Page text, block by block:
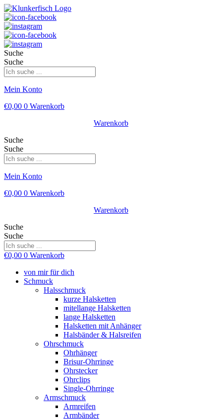
Suche
Suche
Mein Konto
€0,00 0 Warenkorb
Warenkorb
Suche
Suche
Mein Konto
€0,00 0 Warenkorb
Warenkorb
Suche
Suche
€0,00 0 Warenkorb
von mir für dich
Schmuck
Halsschmuck
kurze Halsketten
mitellange Halsketten
lange Halsketten
Halsketten mit Anhänger
Halsbänder & Halsreifen
Ohrschmuck
Ohrhänger
Brisur-Ohrringe
Ohrstecker
Ohrclips
Single-Ohrringe
Armschmuck
Armreifen
Armbänder